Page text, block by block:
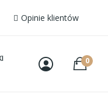
Opinie klientów
0